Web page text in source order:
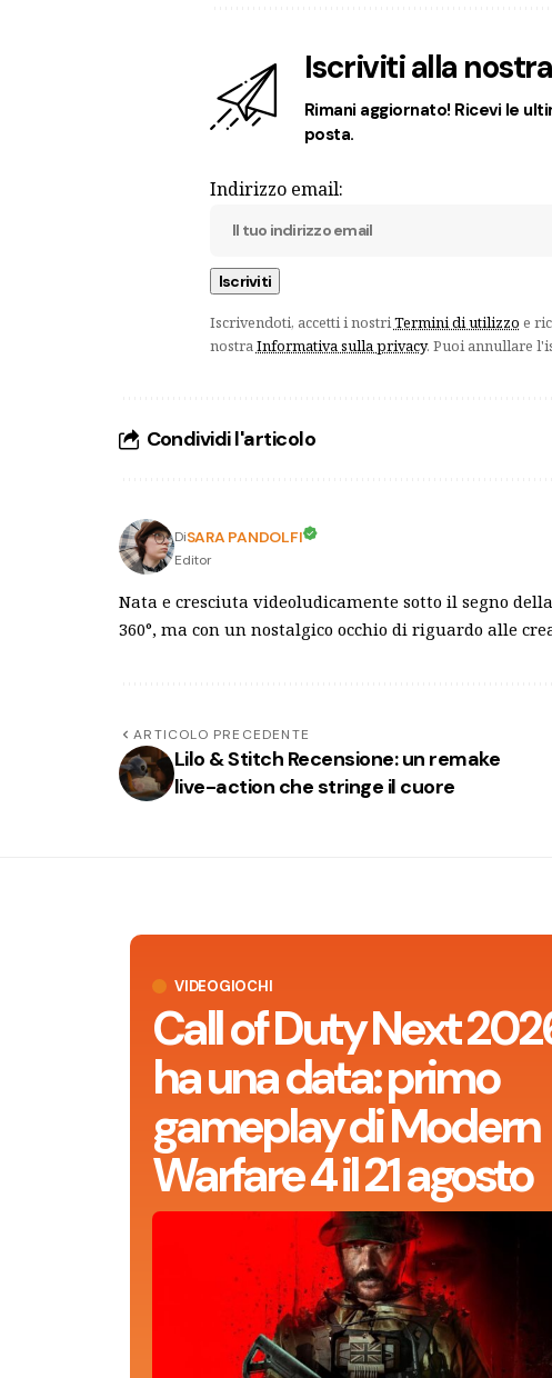
Iscriviti alla
Rimani aggiornato! Ricevi le
posta.
Indirizzo email:
Iscrivendoti, accetti i nostriTermini di utilizzo e
nostraInformativa sulla privacy. Puoi annullare
Condividi l'articolo
DiSARA PANDOLFI
Editor
Nata e cresciuta videoludicamente sotto il segno
360°, ma con un nostalgico occhio di riguardo alle
ARTICOLO PRECEDENTE
Lilo & Stitch Recensione: un remake
live-action che stringe il cuore
VIDEOGIOCHI
Call of Duty Next
ha una data: primo
gameplay di Modern
Warfare 4 il 21 agosto